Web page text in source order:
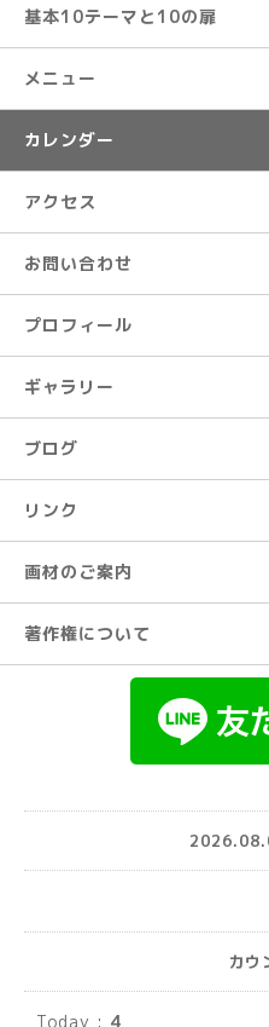
基本10テーマと10の扉
メニュー
カレンダー
アクセス
お問い合わせ
プロフィール
ギャラリー
ブログ
リンク
画材のご案内
著作権について
カウ
Today : 4